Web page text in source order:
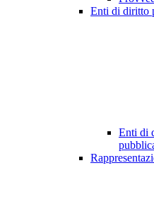
Enti di diritto
Enti di